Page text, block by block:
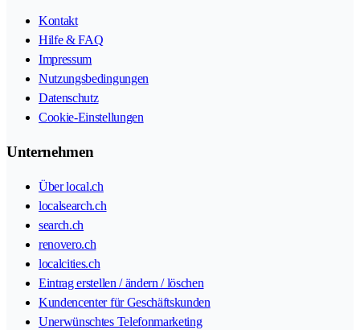
Kontakt
Hilfe & FAQ
Impressum
Nutzungsbedingungen
Datenschutz
Cookie-Einstellungen
Unternehmen
Über local.ch
localsearch.ch
search.ch
renovero.ch
localcities.ch
Eintrag erstellen / ändern / löschen
Kundencenter für Geschäftskunden
Unerwünschtes Telefonmarketing